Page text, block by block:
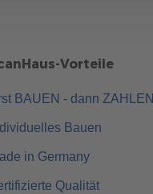
Vorteile
BAUEN - dann ZAHLEN
Bauen
in Germany
Qualität